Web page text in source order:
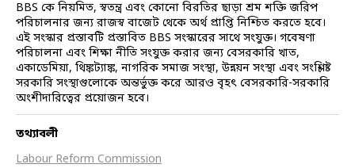
BBS কে নিয়মিত, স্বতন্ত্র এবং কোনো বিরতির ছাড়া শ্রম শক্তি জরিপ
পরিচালনার জন্য রাজস্ব বাজেট থেকে অর্থ প্রাপ্তি নিশ্চিত করতে হবে।
এই সংস্কার প্রস্তাবটি প্রস্তাবিত BBS সংস্কারের সাথে সংযুক্ত। গবেষণা
পরিচালনা এবং শিক্ষা নীতি সংযুক্ত করার জন্য বেসরকারি খাত,
একাডেমিয়া, থিঙ্কট্যাঙ্ক, নাগরিক সমাজ সংস্থা, উন্নয়ন সংস্থা এবং সংশ্লিষ্ট
সরকারি সংস্থাগুলোকে অন্তর্ভুক্ত করে আরও বৃহৎ বেসরকারি-সরকারি
অংশীদারিত্বের প্রয়োজন হবে।
তথ্যাবলী
Labour Reform Commission